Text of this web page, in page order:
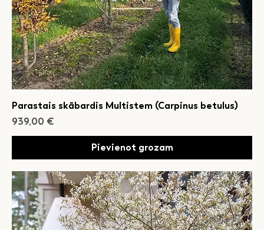
Parastais skābardis Multistem (Carpinus betulus)
Cena
939,00 €
Pievienot grozam